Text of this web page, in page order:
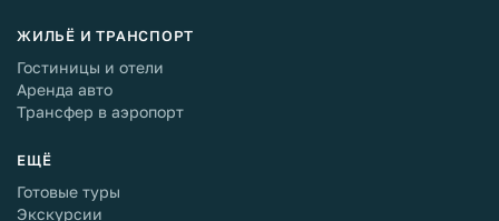
ЖИЛЬЁ И ТРАНСПОРТ
Гостиницы и отели
Аренда авто
Трансфер в аэропорт
ЕЩЁ
Готовые туры
Экскурсии